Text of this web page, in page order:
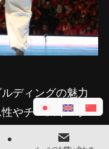
ディングの魅力
やチームワーク